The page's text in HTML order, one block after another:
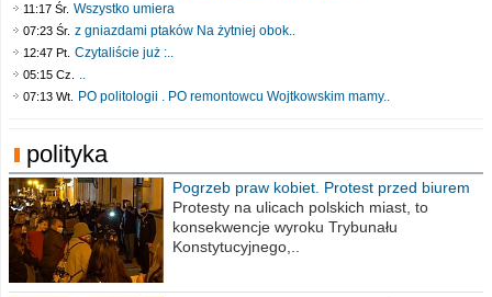
11:17 Śr. Wszystko umiera
07:23 Śr. z gniazdami ptaków Na żytniej obok..
12:47 Pt. Czytaliście już :..
05:15 Cz. ..
07:13 Wt. PO politologii . PO remontowcu Wojtkowskim mamy..
polityka
Pogrzeb praw kobiet. Protest przed biurem
poselskim PiS
Protesty na ulicach polskich miast, to
konsekwencje wyroku Trybunału
Konstytucyjnego,..